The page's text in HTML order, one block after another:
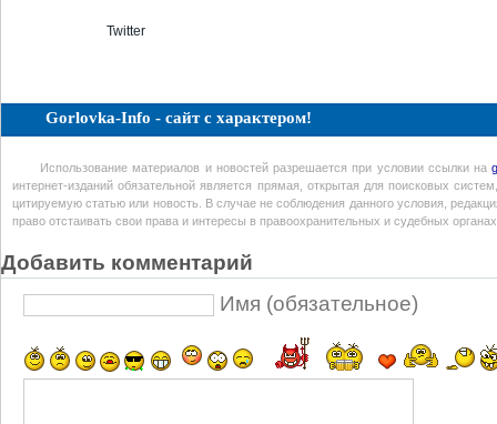
Twitter
Gorlovka-Info - сайт с характером!
Использование материалов и новостей разрешается при условии ссылки на
интернет-изданий обязательной является прямая, открытая для поисковых
цитируемую статью или новость. В случае не соблюдения данного условия,
право отстаивать свои права и интересы в правоохранительных и судебных
Добавить комментарий
Имя (обязательное)